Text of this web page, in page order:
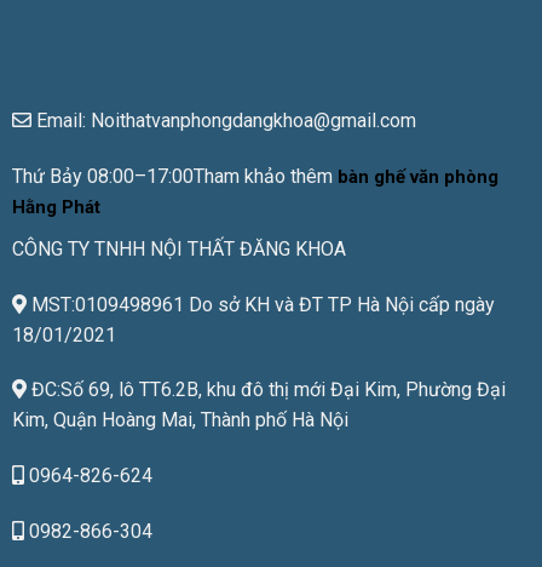
Email: Noithatvanphongdangkhoa@gmail.com
Thứ Bảy 08:00–17:00Tham khảo thêm bàn ghế văn phòng
Hằng Phát
CÔNG TY TNHH NỘI THẤT ĐĂNG KHOA
MST:0109498961 Do sở KH và ĐT TP Hà Nội cấp ngày
18/01/2021
ĐC:Số 69, lô TT6.2B, khu đô thị mới Đại Kim, Phường Đại
Kim, Quận Hoàng Mai, Thành phố Hà Nội
0964-826-624
0982-866-304